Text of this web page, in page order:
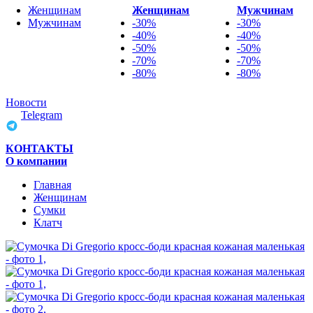
Женщинам
Мужчинам
Женщинам
-30%
-40%
-50%
-70%
-80%
Мужчинам
-30%
-40%
-50%
-70%
-80%
Новости
Telegram
КОНТАКТЫ
О компании
Главная
Женщинам
Cумки
Клатч